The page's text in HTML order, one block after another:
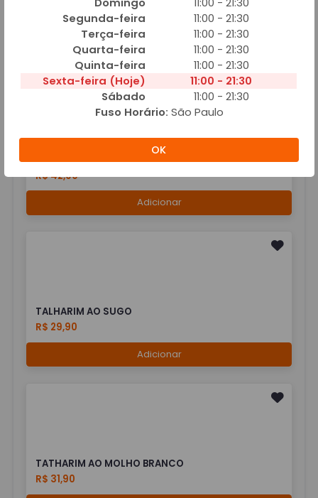
TALHARIM AO MOLHO BOLONHESA
R$ 32,90
Adicionar
TALHARIM AO MOLHO DE CAMARAO
R$ 42,90
Adicionar
TALHARIM AO SUGO
R$ 29,90
Adicionar
TATHARIM AO MOLHO BRANCO
R$ 31,90
Segunda-feira
11:00 - 21:30
Terça-feira
11:00 - 21:30
Quarta-feira
11:00 - 21:30
Quinta-feira
11:00 - 21:30
Sexta-feira (Hoje)
11:00 - 21:30
Sábado
11:00 - 21:30
Fuso Horário: São Paulo
OK